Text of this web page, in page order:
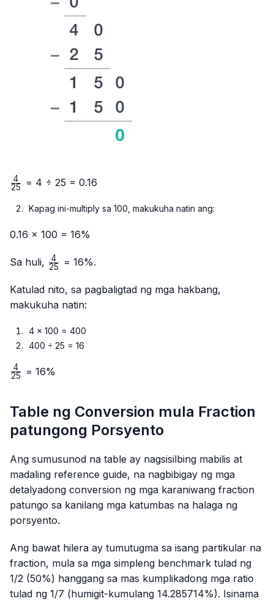
\frac{4}
25
4 = 4 ÷ 25 = 0.16
Kapag ini-multiply sa 100, makukuha natin ang:
0.16 × 100 = 16%
Sa huli, \frac{4}
25
4 = 16%.
Katulad nito, sa pagbaligtad ng mga hakbang,
makukuha natin:
4 × 100 = 400
400 ÷ 25 = 16
\frac{4}
25
4 = 16%
Table ng Conversion mula Fraction
patungong Porsyento
Ang sumusunod na table ay nagsisilbing mabilis at
madaling reference guide, na nagbibigay ng mga
detalyadong conversion ng mga karaniwang fraction
patungo sa kanilang mga katumbas na halaga ng
porsyento.
Ang bawat hilera ay tumutugma sa isang partikular na
fraction, mula sa mga simpleng benchmark tulad ng
1/2 (50%) hanggang sa mas kumplikadong mga ratio
tulad ng 1/7 (humigit-kumulang 14.285714%). Isinama